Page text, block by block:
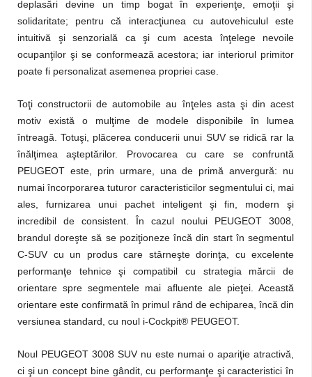
deplasări devine un timp bogat în experienţe, emoţii şi
solidaritate; pentru că interacţiunea cu autovehiculul este
intuitivă şi senzorială ca şi cum acesta înţelege nevoile
ocupanţilor şi se conformează acestora; iar interiorul primitor
poate fi personalizat asemenea propriei case.
Toţi constructorii de automobile au înţeles asta şi din acest
motiv există o mulţime de modele disponibile în lumea
întreagă. Totuşi, plăcerea conducerii unui SUV se ridică rar la
înălţimea aşteptărilor. Provocarea cu care se confruntă
PEUGEOT este, prin urmare, una de primă anvergură: nu
numai încorporarea tuturor caracteristicilor segmentului ci, mai
ales, furnizarea unui pachet inteligent şi fin, modern şi
incredibil de consistent. În cazul noului PEUGEOT 3008,
brandul doreşte să se poziţioneze încă din start în segmentul
C-SUV cu un produs care stârneşte dorinţa, cu excelente
performanţe tehnice şi compatibil cu strategia mărcii de
orientare spre segmentele mai afluente ale pieţei. Această
orientare este confirmată în primul rând de echiparea, încă din
versiunea standard, cu noul i-Cockpit® PEUGEOT.
Noul PEUGEOT 3008 SUV nu este numai o apariţie atractivă,
ci şi un concept bine gândit, cu performanţe şi caracteristici în